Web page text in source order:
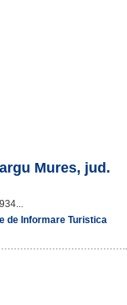
Mures, jud.
de Informare Turistica